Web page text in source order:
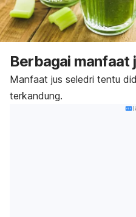
Berbagai manfaat
Manfaat jus seledri tentu
terkandung.